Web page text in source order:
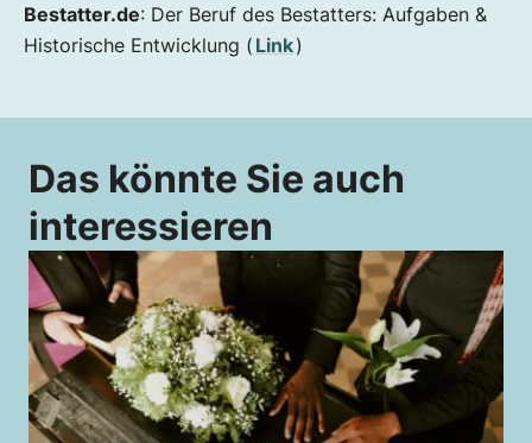
Bestatter.de: Der Beruf des Bestatters: Aufgaben &
Historische Entwicklung ( Link)
Das könnte Sie auch
interessieren